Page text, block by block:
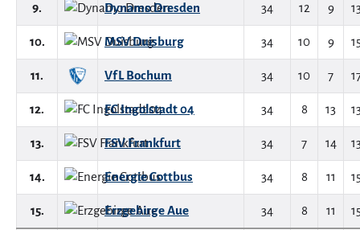
9. Dynamo Dresden 34 12 9
10. MSV Duisburg 34 10 9
11. VfL Bochum 34 10 7
12. FC Ingolstadt 04 34 8 13
13. FSV Frankfurt 34 7 14
14. Energie Cottbus 34 8 11
15. Erzgebirge Aue 34 8 11